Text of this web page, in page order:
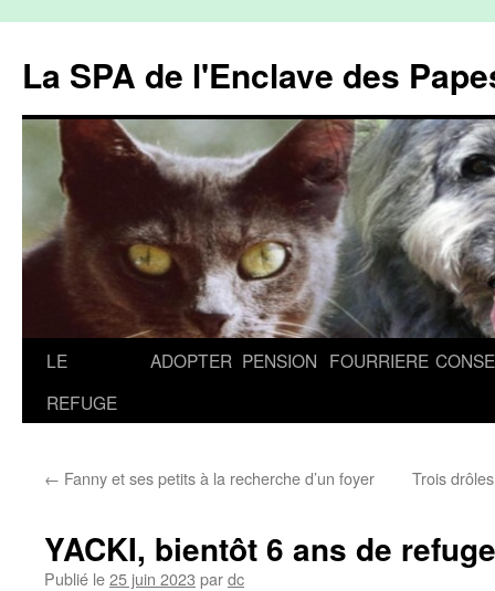
La SPA de l'Enclave des
Aller
LE
REFUGE
ADOPTER PENSION FOURRIERE
← Fanny et ses petits à la recherche d’un foyer Trois
YACKI, bientôt 6 ans de
Publié le25 juin 2023 pardc